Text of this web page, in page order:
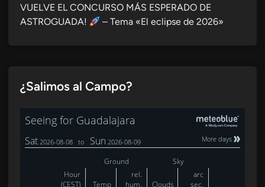
VUELVE EL CONCURSO MÁS ESPERADO DE
ASTROGUADA!
– Tema «El eclipse de 2026»
¿Salimos al Campo?